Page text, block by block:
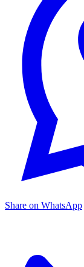
Share on WhatsApp